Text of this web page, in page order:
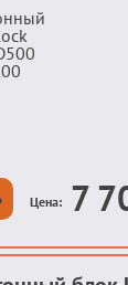
Цена: 7